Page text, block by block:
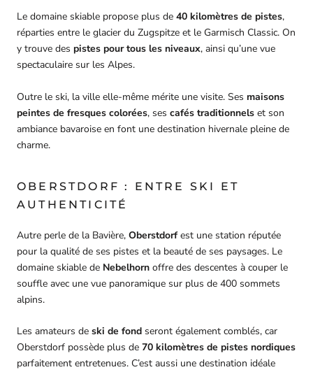
Le domaine skiable propose plus de 40 kilomètres de pistes,
réparties entre le glacier du Zugspitze et le Garmisch Classic. On
y trouve des pistes pour tous les niveaux, ainsi qu’une vue
spectaculaire sur les Alpes.
Outre le ski, la ville elle-même mérite une visite. Ses maisons
peintes de fresques colorées, ses cafés traditionnels et son
ambiance bavaroise en font une destination hivernale pleine de
charme.
OBERSTDORF : ENTRE SKI ET
AUTHENTICITÉ
Autre perle de la Bavière, Oberstdorfest une station réputée
pour la qualité de ses pistes et la beauté de ses paysages. Le
domaine skiable de Nebelhorn offre des descentes à couper le
souffle avec une vue panoramique sur plus de 400 sommets
alpins.
Les amateurs de ski de fond seront également comblés, car
Oberstdorf possède plus de 70 kilomètres de pistes nordiques
parfaitement entretenues. C’est aussi une destination idéale